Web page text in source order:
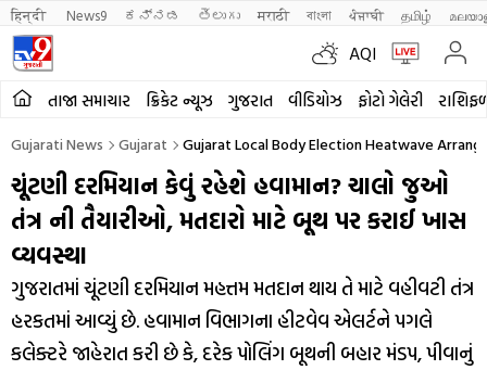
हिन्दी News9 ಕನ್ನಡ తెలుగు मराठी বাংলা ਪੰਜਾਬੀ தமிழ்
AQI
તાજા સમાચાર ક્રિકેટ ન્યૂઝ ગુજરાત વીડિયોઝ ફોટો ગેલેરી
Gujarati News Gujarat Gujarat Local Body Election Heatwave
ચૂંટણી દરમિયાન કેવું રહેશે હવામાન? ચાલો જુઓ
તંત્ર ની તૈયારીઓ, મતદારો માટે બૂથ પર કરાઈ ખાસ
વ્યવસ્થા
ગુજરાતમાં ચૂંટણી દરમિયાન મહત્તમ મતદાન થાય તે માટે વહીવટી તંત્ર
હરકતમાં આવ્યું છે. હવામાન વિભાગના હીટવેવ એલર્ટને પગલે
કલેક્ટરે જાહેરાત કરી છે કે, દરેક પોલિંગ બૂથની બહાર મંડપ, પીવાનું